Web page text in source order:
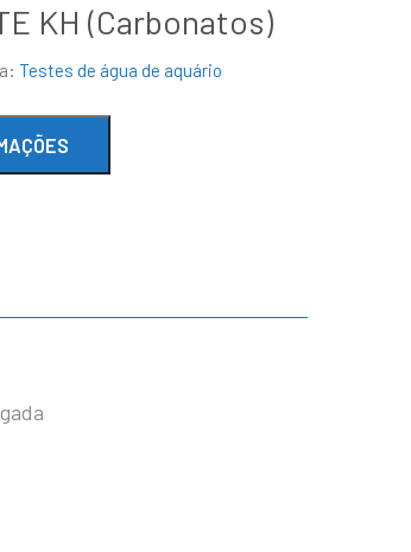
KH (Carbonatos)
Testes de água de aquário